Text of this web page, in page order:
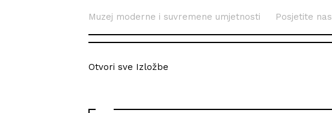
Muzej moderne i suvremene umjetnosti Posjetite nas
Otvori sve Izložbe